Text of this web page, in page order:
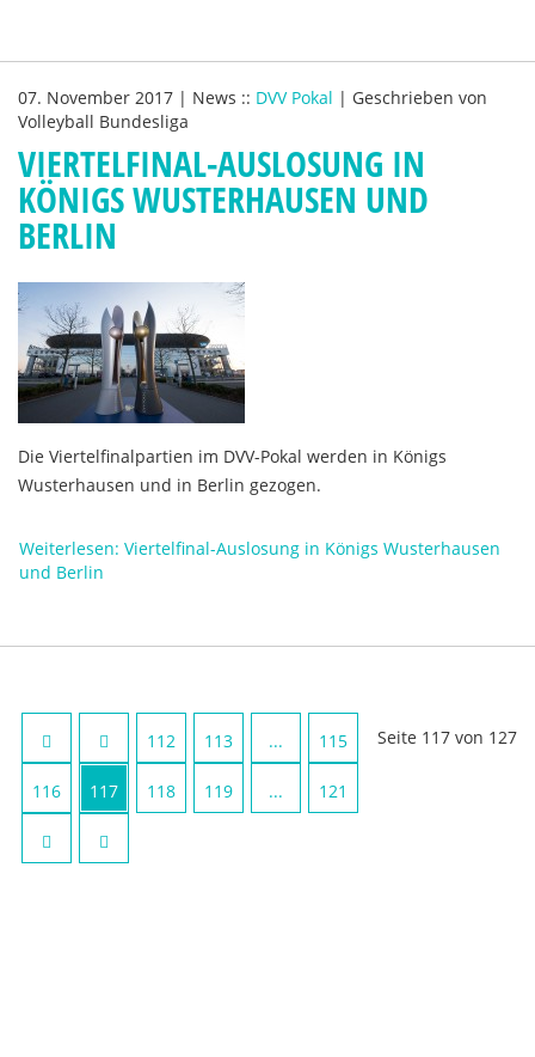
07. November 2017 | News :: DVV Pokal | Geschrieben von
Volleyball Bundesliga
VIERTELFINAL-AUSLOSUNG IN
KÖNIGS WUSTERHAUSEN UND
BERLIN
Die Viertelfinalpartien im DVV-Pokal werden in Königs
Wusterhausen und in Berlin gezogen.
Weiterlesen: Viertelfinal-Auslosung in Königs Wusterhausen
und Berlin
Seite 117 von 127
112 113 ... 115
116 117 118 119 ... 121